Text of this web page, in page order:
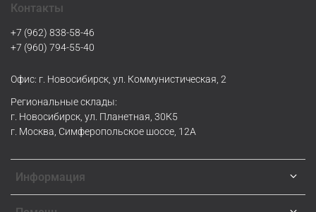
Информация
Контакты
+7 (962) 838-58-46
+7 (960) 794-55-40
Офис: г. Новосибирск, ул. Коммунистическая, 2
Региональные склады:
г. Новосибирск, ул. Планетная, 30К5
г. Москва, Симферопольское шоссе, 12А